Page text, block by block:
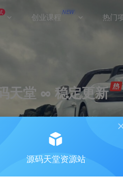
创业课程 NEW 热门
天堂 ∞ 稳定更新
目&365天稳定更新 站长qq：
源码天堂资源站